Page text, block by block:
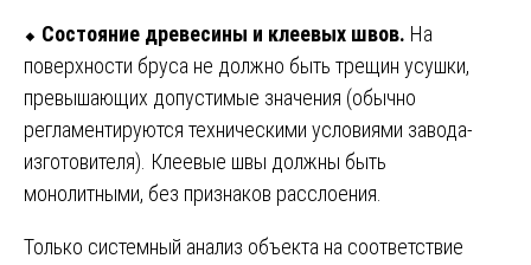
⬥ Состояние древесины и клеевых швов. На
поверхности бруса не должно быть трещин усушки,
превышающих допустимые значения (обычно
регламентируются техническими условиями завода-
изготовителя). Клеевые швы должны быть
монолитными, без признаков расслоения.
Только системный анализ объекта на соответствие